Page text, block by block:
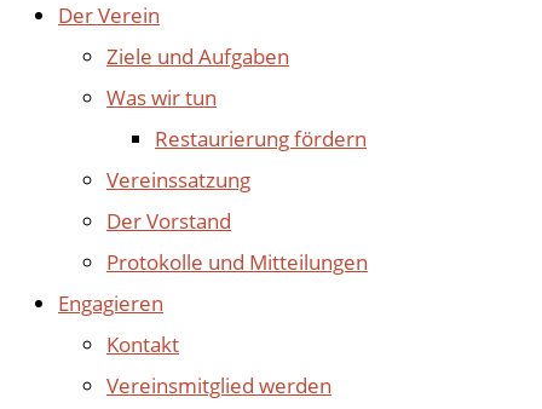
Der Verein
Ziele und Aufgaben
Was wir tun
Restaurierung fördern
Vereinssatzung
Der Vorstand
Protokolle und Mitteilungen
Engagieren
Kontakt
Vereinsmitglied werden